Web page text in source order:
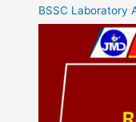
BSSC Laboratory